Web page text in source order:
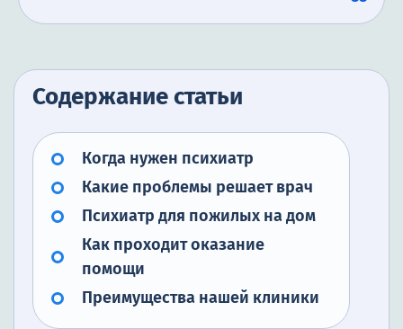
Содержание статьи
Когда нужен психиатр
Какие проблемы решает врач
Психиатр для пожилых на дом
Как проходит оказание
помощи
Преимущества нашей клиники